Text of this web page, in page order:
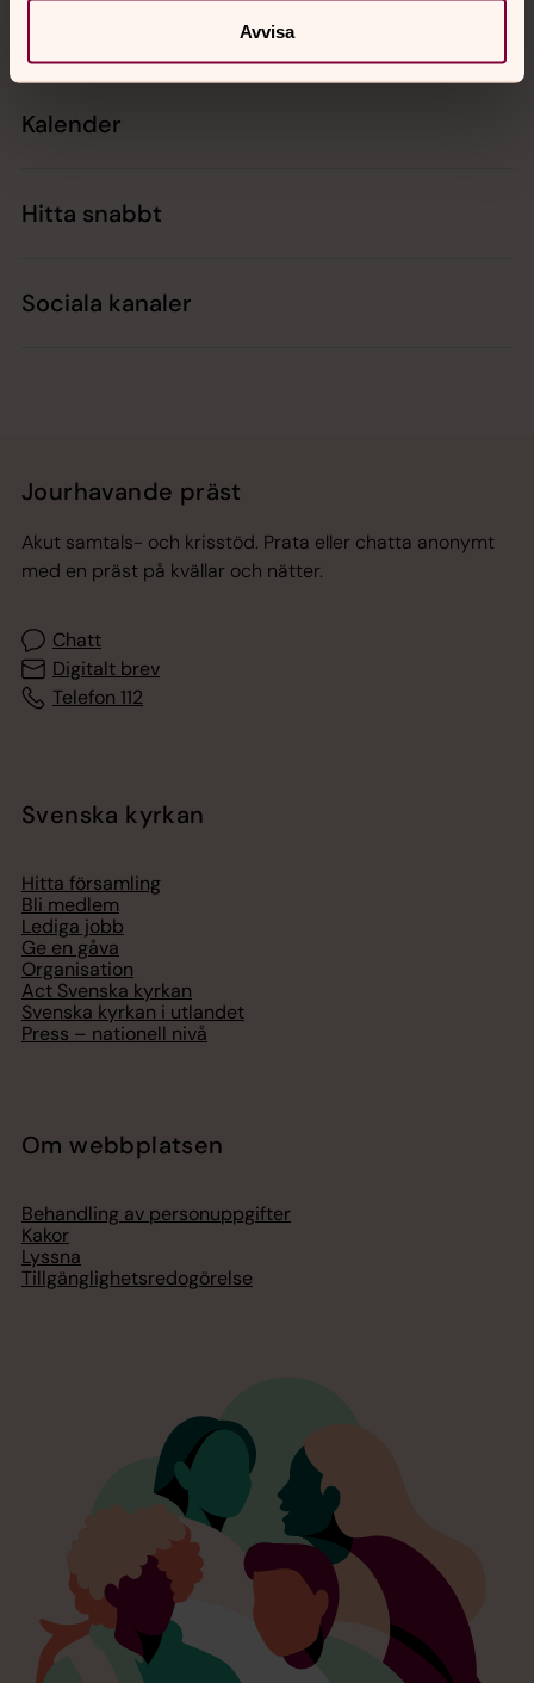
Avvisa
Kalender
Hitta snabbt
Sociala kanaler
Jourhavande präst
Akut samtals- och krisstöd. Prata eller chatta anonymt
med en präst på kvällar och nätter.
Chatt
Digitalt brev
Telefon 112
Svenska kyrkan
Hitta församling
Bli medlem
Lediga jobb
Ge en gåva
Organisation
Act Svenska kyrkan
Svenska kyrkan i utlandet
Press – nationell nivå
Om webbplatsen
Behandling av personuppgifter
Kakor
Lyssna
Tillgänglighetsredogörelse